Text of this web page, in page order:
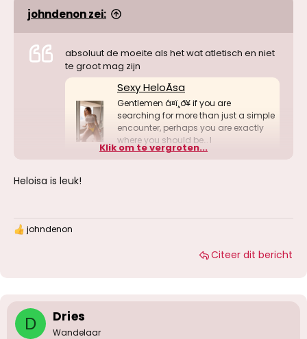
johndenon zei:
absoluut de moeite als het wat atletisch en niet
te groot mag zijn
Sexy HeloÃsa
Gentlemen â¤ï¸‍ð¥ if you are
searching for more than just a simple
encounter, perhaps you are exactly
where you should be… I
www.redlights.be
Klik om te vergroten...
Heloisa is leuk!
W
n
g
johndenon
Citeer dit bericht
D Dries
Wandelaar